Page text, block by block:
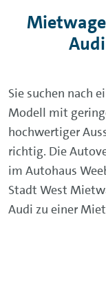
Sie suchen nach
Modell mit
hochwertiger
richtig. Die
im Autohaus
Stadt West
Audi zu einer